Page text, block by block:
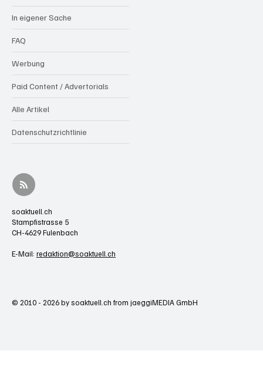
In eigener Sache
FAQ
Werbung
Paid Content / Advertorials
Alle Artikel
Datenschutzrichtlinie
soaktuell.ch
Stampfistrasse 5
CH-4629 Fulenbach
E-Mail: redaktion@soaktuell.ch
© 2010 - 2026 by soaktuell.ch from jaeggiMEDIA GmbH